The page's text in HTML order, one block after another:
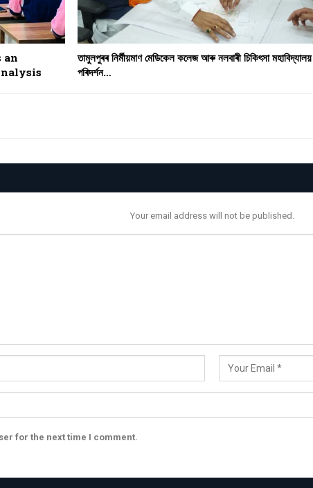
an
তামুলপুৰৰ নিৰ্মীয়মাণ মেডিকেল কলেজ আৰু নলবাৰী চিকিৎসা মহাবিদ্যালয়
পৰিদৰ্শন…
Your email address will not be published.
for the next time I comment.